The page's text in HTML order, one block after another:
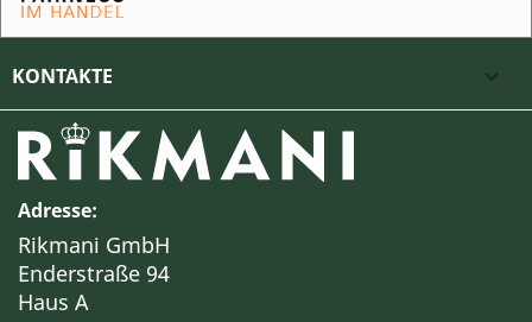
KONTAKTE 
Adresse:
Rikmani GmbH
Enderstraße 94
Haus A